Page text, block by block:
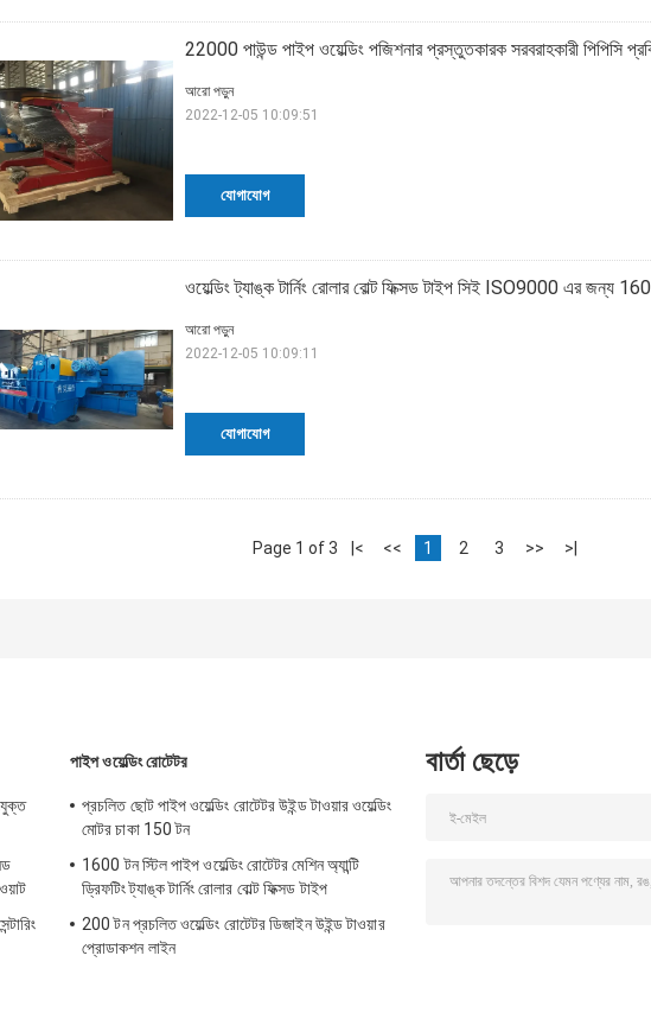
22000 পাউন্ড পাইপ ওয়েল্ডিং পজিশনার প্রস্তুতকারক সরবরাহকারী পিপিসি
যোগাযোগ
আরো পড়ুন
2022-12-05 10:09:51
ওয়েল্ডিং ট্যাঙ্ক টার্নিং রোলার বোল্ট ফিক্সড টাইপ সিই ISO9000 এর জন্য
যোগাযোগ
আরো পড়ুন
2022-12-05 10:09:11
Page 1 of 3 |< << 1 2 3 >> >|
পাইপ ওয়েল্ডিং রোটেটর
প্রচলিত ছোট পাইপ ওয়েল্ডিং রোটেটর উইন্ড টাওয়ার ওয়েল্ডিং
মোটর চাকা 150 টন
1600 টন স্টিল পাইপ ওয়েল্ডিং রোটেটর মেশিন অ্যান্টি
ড্রিফটিং ট্যাঙ্ক টার্নিং রোলার বোল্ট ফিক্সড টাইপ
200 টন প্রচলিত ওয়েল্ডিং রোটেটর ডিজাইন উইন্ড টাওয়ার
প্রোডাকশন লাইন
বার্তা ছেড়ে